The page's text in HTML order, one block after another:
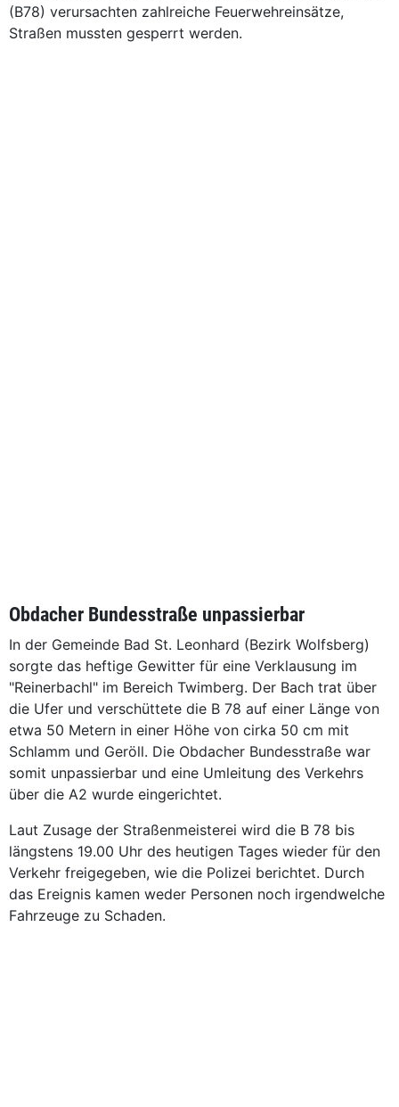
(B78) verursachten zahlreiche Feuerwehreinsätze,
Straßen mussten gesperrt werden.
Obdacher Bundesstraße unpassierbar
In der Gemeinde Bad St. Leonhard (Bezirk Wolfsberg)
sorgte das heftige Gewitter für eine Verklausung im
"Reinerbachl" im Bereich Twimberg. Der Bach trat über
die Ufer und verschüttete die B 78 auf einer Länge von
etwa 50 Metern in einer Höhe von cirka 50 cm mit
Schlamm und Geröll. Die Obdacher Bundesstraße war
somit unpassierbar und eine Umleitung des Verkehrs
über die A2 wurde eingerichtet.
Laut Zusage der Straßenmeisterei wird die B 78 bis
längstens 19.00 Uhr des heutigen Tages wieder für den
Verkehr freigegeben, wie die Polizei berichtet. Durch
das Ereignis kamen weder Personen noch irgendwelche
Fahrzeuge zu Schaden.